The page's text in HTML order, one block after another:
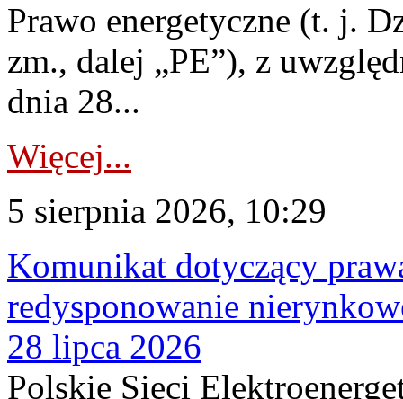
Prawo energetyczne (t. j.
zm., dalej „PE”), z
dnia 28...
Więcej...
5 sierpnia 2026, 10:29
Komunikat dotyczący
redysponowanie
28 lipca 2026
Polskie Sieci